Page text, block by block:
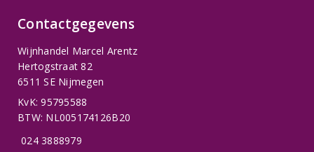
Contactgegevens
Wijnhandel Marcel Arentz
Hertogstraat 82
6511 SE Nijmegen
KvK: 95795588
BTW: NL005174126B20
024 3888979